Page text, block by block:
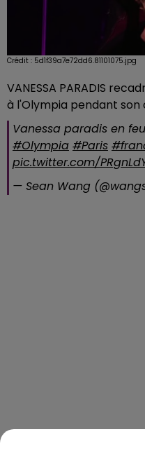
Crédit : 5d1f39a7e72dd6.81101075.jpg
VANESSA PARADIS
à l'Olympia pendant
Vanessa paradis en
#Olympia #Paris
pic.twitter.com/
— Sean Wang